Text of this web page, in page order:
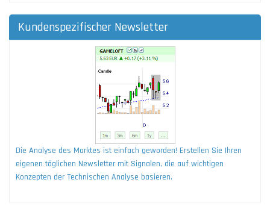
Kundenspezifischer Newsletter
Die Analyse des Marktes ist einfach geworden! Erstellen Sie Ihren
eigenen täglichen Newsletter mit Signalen, die auf wichtigen
Konzepten der Technischen Analyse basieren.